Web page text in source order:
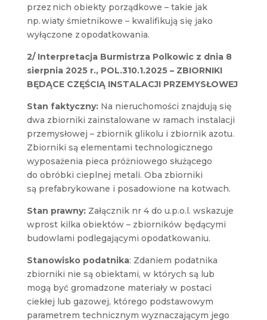
przez nich obiekty porządkowe – takie jak
np. wiaty śmietnikowe – kwalifikują się jako
wyłączone zopodatkowania.
2/ Interpretacja Burmistrza Polkowic z dnia 8
sierpnia 2025 r., POL.310.1.2025– ZBIORNIKI
BĘDĄCE CZĘŚCIĄ INSTALACJI PRZEMYSŁOWEJ
Stan faktyczny:Na nieruchomości znajdują się
dwa zbiorniki zainstalowane w ramach instalacji
przemysłowej – zbiornik glikolu i zbiornik azotu.
Zbiorniki są elementami technologicznego
wyposażenia pieca próżniowego służącego
do obróbki cieplnej metali. Oba zbiorniki
są prefabrykowane i posadowione na kotwach.
Stan prawny: Załącznik nr 4 do u.p.o.l. wskazuje
wprost kilka obiektów – zbiorników będącymi
budowlami podlegającymi opodatkowaniu.
Stanowisko podatnika: Zdaniem podatnika
zbiorniki nie są obiektami, w których są lub
mogą być gromadzone materiały w postaci
ciekłej lub gazowej, którego podstawowym
parametrem technicznym wyznaczającym jego